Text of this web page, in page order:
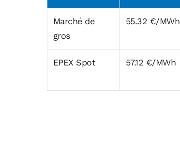
Marché de
gros
55.32 €/MWh
EPEX Spot 57.12 €/MWh